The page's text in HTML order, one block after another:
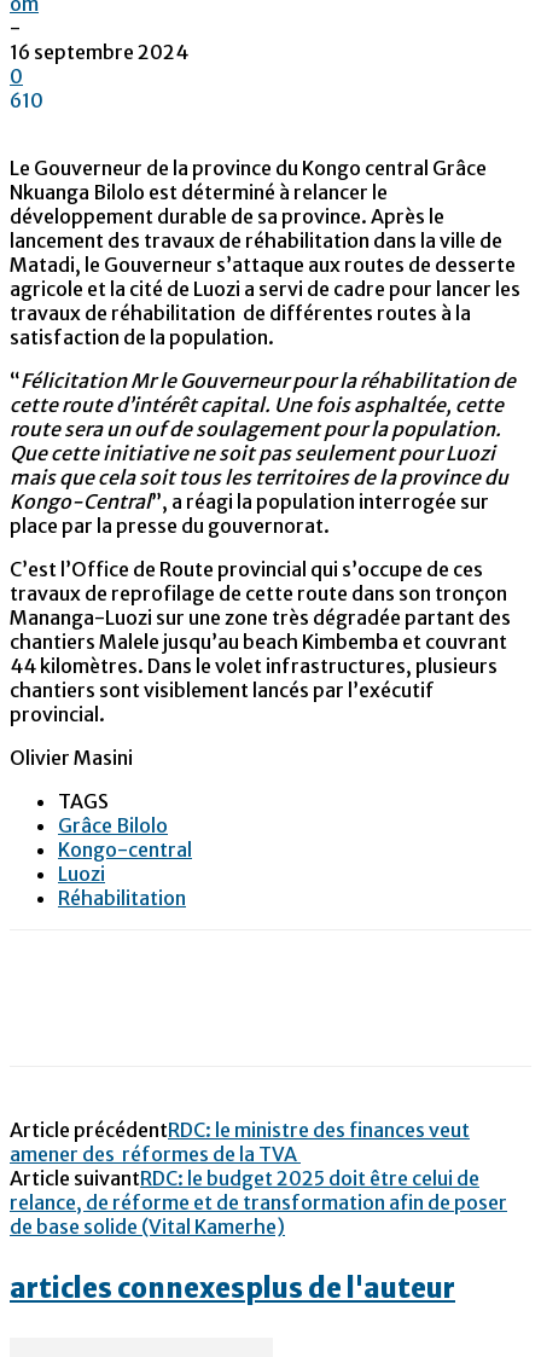
-
16 septembre 2024
0
610
Le Gouverneur de la province du Kongo central Grâce
Nkuanga Bilolo est déterminé à relancer le
développement durable de sa province. Après le
lancement des travaux de réhabilitation dans la ville de
Matadi, le Gouverneur s’attaque aux routes de desserte
agricole et la cité de Luozi a servi de cadre pour lancer les
travaux de réhabilitation de différentes routes à la
satisfaction de la population.
“Félicitation Mr le Gouverneur pour la réhabilitation de
cette route d’intérêt capital. Une fois asphaltée, cette
route sera un ouf de soulagement pour la population.
Que cette initiative ne soit pas seulement pour Luozi
mais que cela soit tous les territoires de la province du
Kongo-Central”, a réagi la population interrogée sur
place par la presse du gouvernorat.
C’est l’Office de Route provincial qui s’occupe de ces
travaux de reprofilage de cette route dans son tronçon
Mananga-Luozi sur une zone très dégradée partant des
chantiers Malele jusqu’au beach Kimbemba et couvrant
44 kilomètres. Dans le volet infrastructures, plusieurs
chantiers sont visiblement lancés par l’exécutif
provincial.
Olivier Masini
TAGS
Grâce Bilolo
Kongo-central
Luozi
Réhabilitation
Article précédentRDC: le ministre des finances veut
amener des réformes de la TVA
Article suivantRDC: le budget 2025 doit être celui de
relance, de réforme et de transformation afin de poser
de base solide (Vital Kamerhe)
articles connexesplus de l'auteur